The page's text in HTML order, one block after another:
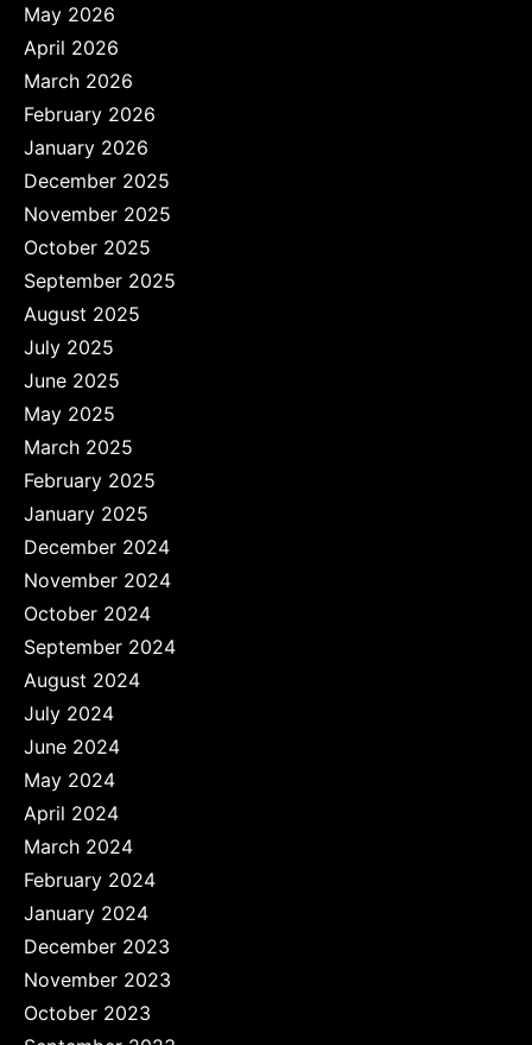
May 2026
April 2026
March 2026
February 2026
January 2026
December 2025
November 2025
October 2025
September 2025
August 2025
July 2025
June 2025
May 2025
March 2025
February 2025
January 2025
December 2024
November 2024
October 2024
September 2024
August 2024
July 2024
June 2024
May 2024
April 2024
March 2024
February 2024
January 2024
December 2023
November 2023
October 2023